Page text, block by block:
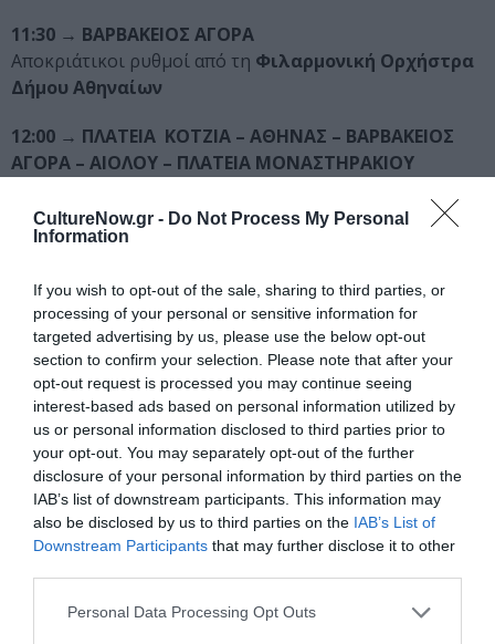
CultureNow.gr - Do Not Process My Personal
Information
If you wish to opt-out of the sale, sharing to third parties, or
processing of your personal or sensitive information for
targeted advertising by us, please use the below opt-out
section to confirm your selection. Please note that after your
opt-out request is processed you may continue seeing
interest-based ads based on personal information utilized by
us or personal information disclosed to third parties prior to
your opt-out. You may separately opt-out of the further
disclosure of your personal information by third parties on the
IAB’s list of downstream participants. This information may
also be disclosed by us to third parties on the IAB’s List of
Downstream Participants that may further disclose it to other
Personal Data Processing Opt Outs
11:30 → ΒΑΡΒΑΚΕΙΟΣ ΑΓΟΡΑ
Αποκριάτικοι ρυθμοί από τη Φιλαρμονική Ορχήστρα
Δήμου Αθηναίων
12:00 → ΠΛΑΤΕΙΑ ΚΟΤΖΙΑ – ΑΘΗΝΑΣ – ΒΑΡΒΑΚΕΙΟΣ
ΑΓΟΡΑ – ΑΙΟΛΟΥ – ΠΛΑΤΕΙΑ ΜΟΝΑΣΤΗΡΑΚΙΟΥ
αναπαράσταση του θρακιώτικου δρώμενου του
«Μπέη»απότην Πολιτιστική Εταιρεία Ορχηστικής
12:30 →ΒΑΡΒΑΚΕΙΟΣ ΑΓΟΡΑ
OΠαντελής Αμπαζής με αποκριάτικη διάθεση!»
Ο μποέμ τραγουδοποιός με την κιθάρα του και το
συγκρότημα
«Ανωτάτη Ζαμπετική»
σε ένα λαϊκό
πρόγραμμα με τζαζ διάθεση και ροκ άποψη.
Συμμετέχει η λαϊκή τραγουδίστριαΜαρίνα
Μανωλάκου
14:00→ΠΛΑΤΕΙΑ ΜΟΝΑΣΤΗΡΑΚΙΟΥ
Συναυλία με το Εργαστήρι Ελληνικής Μουσικής
Δήμου Αθηναίων
Τραγουδούν: Μανώλης Σκουλάς και Δώρα Λοΐζου.